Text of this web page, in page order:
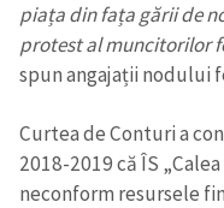
piața din fața gării de
protest al muncitorilor
spun angajațiinodului
Curtea de Conturi a
2018-2019 că ÎS
neconform resursele